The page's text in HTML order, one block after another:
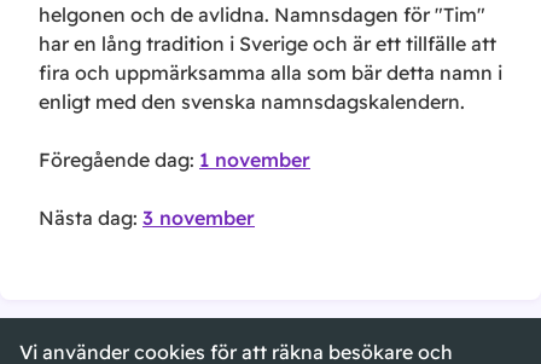
helgonen och de avlidna. Namnsdagen för "Tim"
har en lång tradition i Sverige och är ett tillfälle att
fira och uppmärksamma alla som bär detta namn i
enligt med den svenska namnsdagskalendern.
Föregående dag: 1 november
Nästa dag: 3 november
Vi använder cookies för att räkna besökare och